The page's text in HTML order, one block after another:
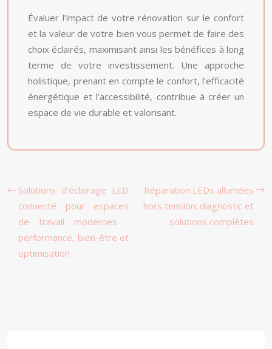
Évaluer l’impact de votre rénovation sur le confort
et la valeur de votre bien vous permet de faire des
choix éclairés, maximisant ainsi les bénéfices à long
terme de votre investissement. Une approche
holistique, prenant en compte le confort, l’efficacité
énergétique et l’accessibilité, contribue à créer un
espace de vie durable et valorisant.
Solutions d’éclairage LED
connecté pour espaces
de travail modernes :
performance, bien-être et
optimisation
Réparation LEDs allumées
hors tension: diagnostic et
solutions complètes